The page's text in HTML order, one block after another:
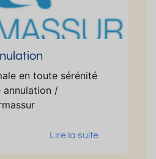
en toute sérénité
annulation /
Lire la suite